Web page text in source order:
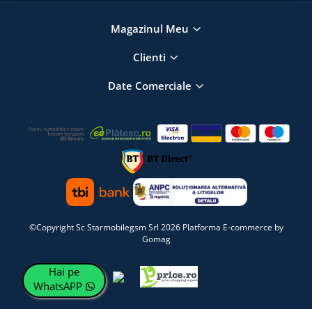
Magazinul Meu
Clienti
Date Comerciale
©Copyright Sc Starmobilegsm Srl 2026 Platforma E-commerce by
Gomag
Hai pe
WhatsAPP